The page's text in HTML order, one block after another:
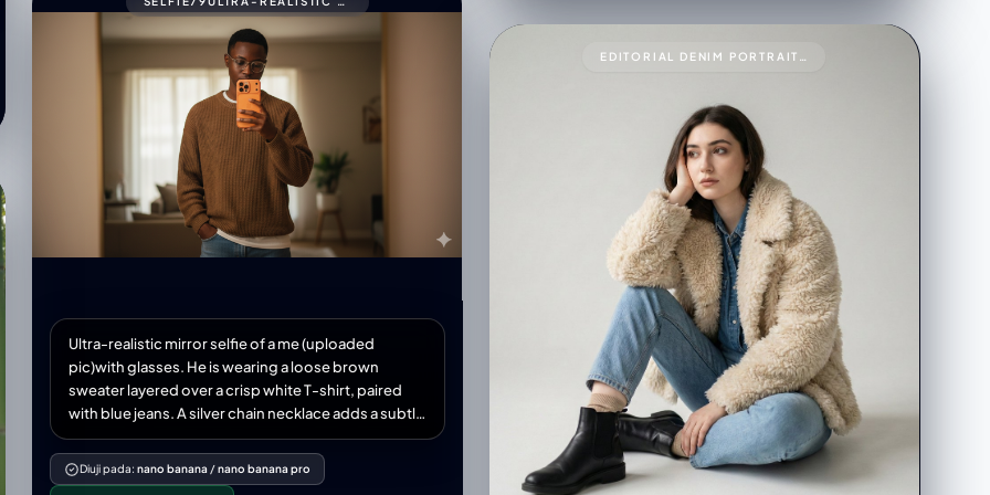
Ultra-realistic mirror selfie of a me (uploaded
pic)with glasses. He is wearing a loose brown
sweater layered over a crisp white T-shirt, paired
with blue jeans. A silver chain necklace adds a subtle
accessory touch. He holds a new modern iPhone 17
smartphone orange colour in one hand, partially
covering his face, while his other hand rests casually
Diuji pada:nano banana /nano banana pro